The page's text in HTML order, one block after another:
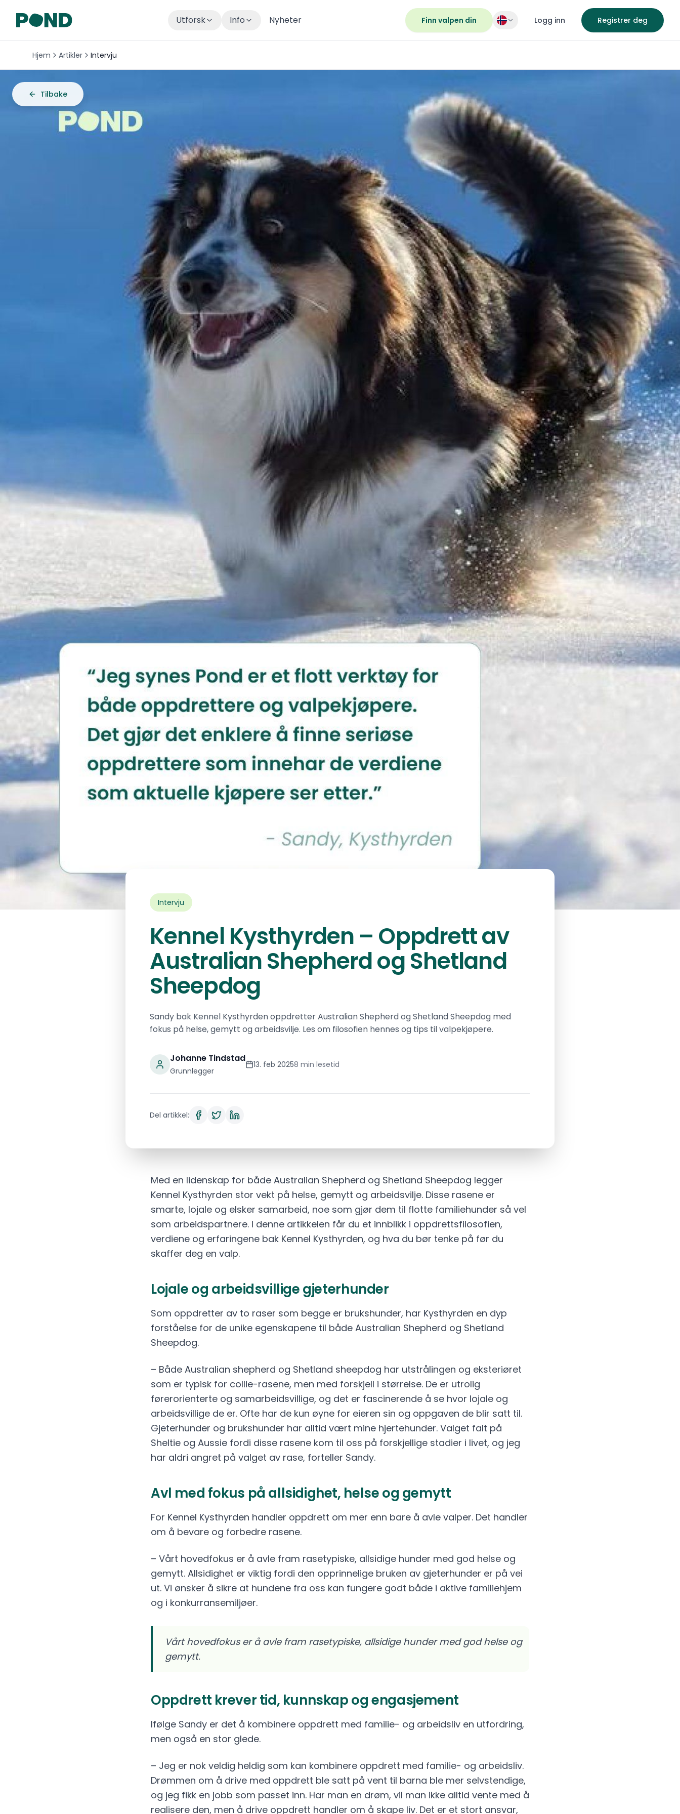
Utforsk Info Nyheter Finn valpen din Logg inn Registrer deg
Hjem Artikler Intervju
Tilbake
Intervju
Kennel Kysthyrden – Oppdrett av
Australian Shepherd og Shetland
Sheepdog
Sandy bak Kennel Kysthyrden oppdretter Australian Shepherd og Shetland Sheepdog med
fokus på helse, gemytt og arbeidsvilje. Les om filosofien hennes og tips til valpekjøpere.
Johanne Tindstad
Grunnlegger
13. feb 20258 min lesetid
Del artikkel:
Med en lidenskap for både Australian Shepherd og Shetland Sheepdog legger
Kennel Kysthyrden stor vekt på helse, gemytt og arbeidsvilje. Disse rasene er
smarte, lojale og elsker samarbeid, noe som gjør dem til flotte familiehunder så vel
som arbeidspartnere. I denne artikkelen får du et innblikk i oppdrettsfilosofien,
verdiene og erfaringene bak Kennel Kysthyrden, og hva du bør tenke på før du
skaffer deg en valp.
Lojale og arbeidsvillige gjeterhunder
Som oppdretter av to raser som begge er brukshunder, har Kysthyrden en dyp
forståelse for de unike egenskapene til både Australian Shepherd og Shetland
Sheepdog.
– Både Australian shepherd og Shetland sheepdog har utstrålingen og eksteriøret
som er typisk for collie-rasene, men med forskjell i størrelse. De er utrolig
førerorienterte og samarbeidsvillige, og det er fascinerende å se hvor lojale og
arbeidsvillige de er. Ofte har de kun øyne for eieren sin og oppgaven de blir satt til.
Gjeterhunder og brukshunder har alltid vært mine hjertehunder. Valget falt på
Sheltie og Aussie fordi disse rasene kom til oss på forskjellige stadier i livet, og jeg
har aldri angret på valget av rase, forteller Sandy.
Avl med fokus på allsidighet, helse og gemytt
For Kennel Kysthyrden handler oppdrett om mer enn bare å avle valper. Det handler
om å bevare og forbedre rasene.
– Vårt hovedfokus er å avle fram rasetypiske, allsidige hunder med god helse og
gemytt. Allsidighet er viktig fordi den opprinnelige bruken av gjeterhunder er på vei
ut. Vi ønsker å sikre at hundene fra oss kan fungere godt både i aktive familiehjem
og i konkurransemiljøer.
Vårt hovedfokus er å avle fram rasetypiske, allsidige hunder med god helse og
gemytt.
Oppdrett krever tid, kunnskap og engasjement
Ifølge Sandy er det å kombinere oppdrett med familie- og arbeidsliv en utfordring,
men også en stor glede.
– Jeg er nok veldig heldig som kan kombinere oppdrett med familie- og arbeidsliv.
Drømmen om å drive med oppdrett ble satt på vent til barna ble mer selvstendige,
og jeg fikk en jobb som passet inn. Har man en drøm, vil man ikke alltid vente med å
realisere den, men å drive oppdrett handler om å skape liv. Det er et stort ansvar,